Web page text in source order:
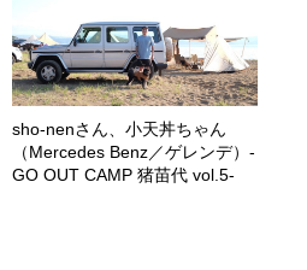
sho-nenさん、小天丼ちゃん
（Mercedes Benz／ゲレンデ）-
GO OUT CAMP 猪苗代 vol.5-